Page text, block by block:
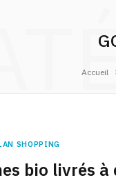
Accueil
SHOPPING
bio livrés à